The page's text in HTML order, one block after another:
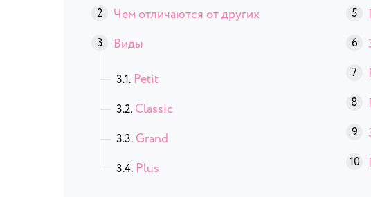
Чем отличаются от других
Виды
Petit
Classic
Grand
Plus